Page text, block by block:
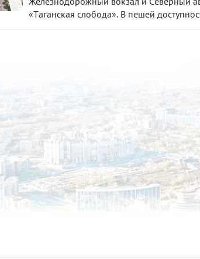
«Тaганскaя слoбодa». В пешeй